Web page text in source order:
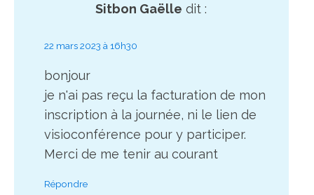
Sitbon Gaëlle dit :
22 mars 2023 à 16h30
bonjour
je n'ai pas reçu la facturation de mon
inscription à la journée, ni le lien de
visioconférence pour y participer.
Merci de me tenir au courant
Répondre